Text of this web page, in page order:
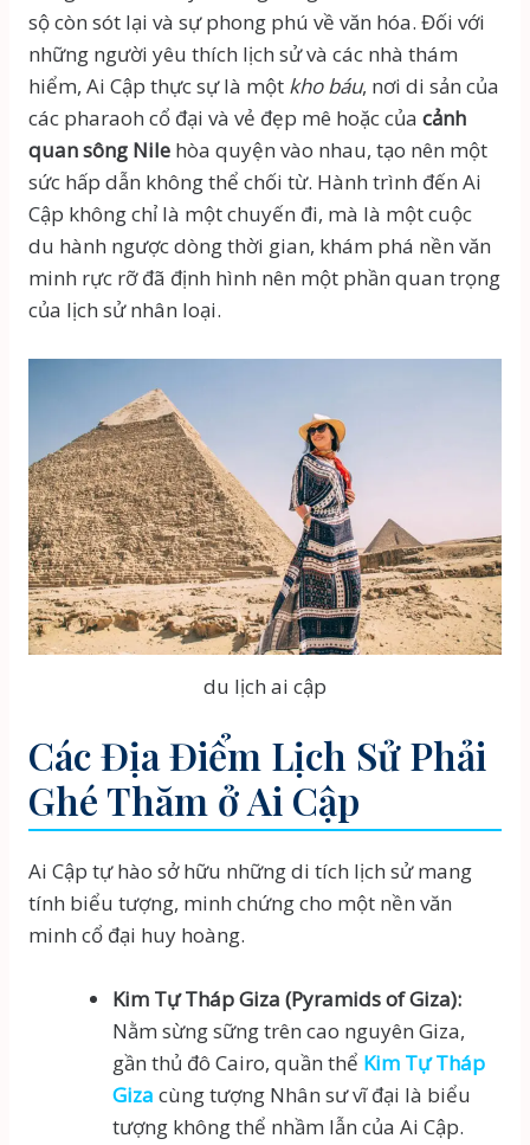
sộ còn sót lại và sự phong phú về văn hóa. Đối với
những người yêu thích lịch sử và các nhà thám
hiểm, Ai Cập thực sự là một kho báu, nơi di sản của
các pharaoh cổ đại và vẻ đẹp mê hoặc của cảnh
quan sông Nilehòa quyện vào nhau, tạo nên một
sức hấp dẫn không thể chối từ. Hành trình đến Ai
Cập không chỉ là một chuyến đi, mà là một cuộc
du hành ngược dòng thời gian, khám phá nền văn
minh rực rỡ đã định hình nên một phần quan trọng
của lịch sử nhân loại.
du lịch ai cập
Các Địa Điểm Lịch Sử Phải
Ghé Thăm ở Ai Cập
Ai Cập tự hào sở hữu những di tích lịch sử mang
tính biểu tượng, minh chứng cho một nền văn
minh cổ đại huy hoàng.
Kim Tự Tháp Giza (Pyramids of Giza):
Nằm sừng sững trên cao nguyên Giza,
gần thủ đô Cairo, quần thể Kim Tự Tháp
Giza cùng tượng Nhân sư vĩ đại là biểu
tượng không thể nhầm lẫn của Ai Cập.